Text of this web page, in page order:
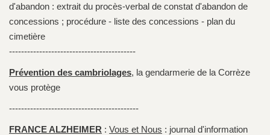
d'abandon : extrait du procès-verbal de constat d'abandon de
concessions ; procédure - liste des concessions - plan du
cimetière
------------------------------------------
Prévention des cambriolages, la gendarmerie de la Corrèze
vous protège
-------------------------------------------
FRANCE ALZHEIMER : Vous et Nous : journal d'information